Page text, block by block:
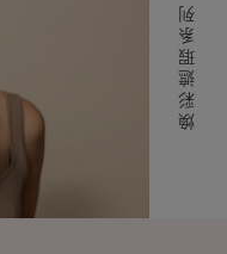
煥彩遮瑕系列